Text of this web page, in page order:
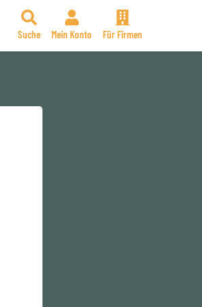
Suche Mein Konto Für Firmen